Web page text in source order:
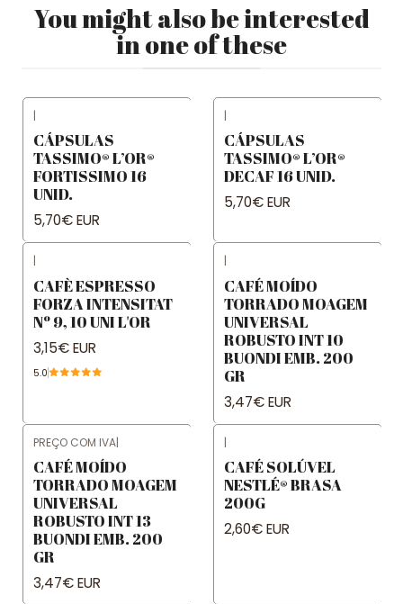
You might also be interested
in one of these
|
CÁPSULAS
TASSIMO® L’OR®
FORTISSIMO 16
UNID.
5,70€ EUR
|
CÁPSULAS
TASSIMO® L’OR®
DECAF 16 UNID.
5,70€ EUR
|
CAFÈ ESPRESSO
FORZA INTENSITAT
Nº 9, 10 UNI L'OR
3,15€ EUR
5.0
|
CAFÉ MOÍDO
TORRADO MOAGEM
UNIVERSAL
ROBUSTO INT 10
BUONDI EMB. 200
GR
3,47€ EUR
PREÇO COM IVA|
CAFÉ MOÍDO
TORRADO MOAGEM
UNIVERSAL
ROBUSTO INT 13
BUONDI EMB. 200
GR
3,47€ EUR
|
CAFÉ SOLÚVEL
NESTLÉ® BRASA
200G
2,60€ EUR